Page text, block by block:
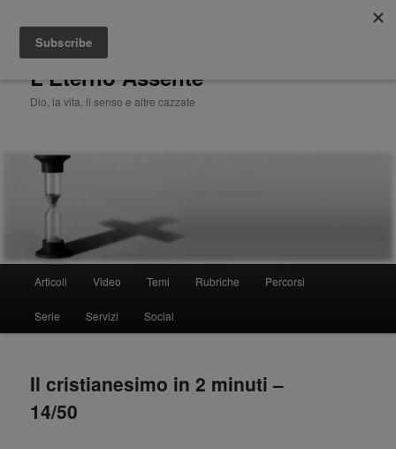
L'Eterno Assente
Dio, la vita, il senso e altre cazzate
Cerca
principale
Vai
al
principale
Articoli Video Temi Rubriche Percorsi
Serie Servizi Social
Il cristianesimo in 2 minuti –
14/50